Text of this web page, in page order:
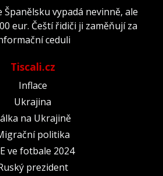
Španělsku vypadá nevinně, ale
eur. Čeští řidiči ji zaměňují za
ceduli
Tiscali.cz
Inflace
Ukrajina
na Ukrajině
politika
ve fotbale 2024
prezident